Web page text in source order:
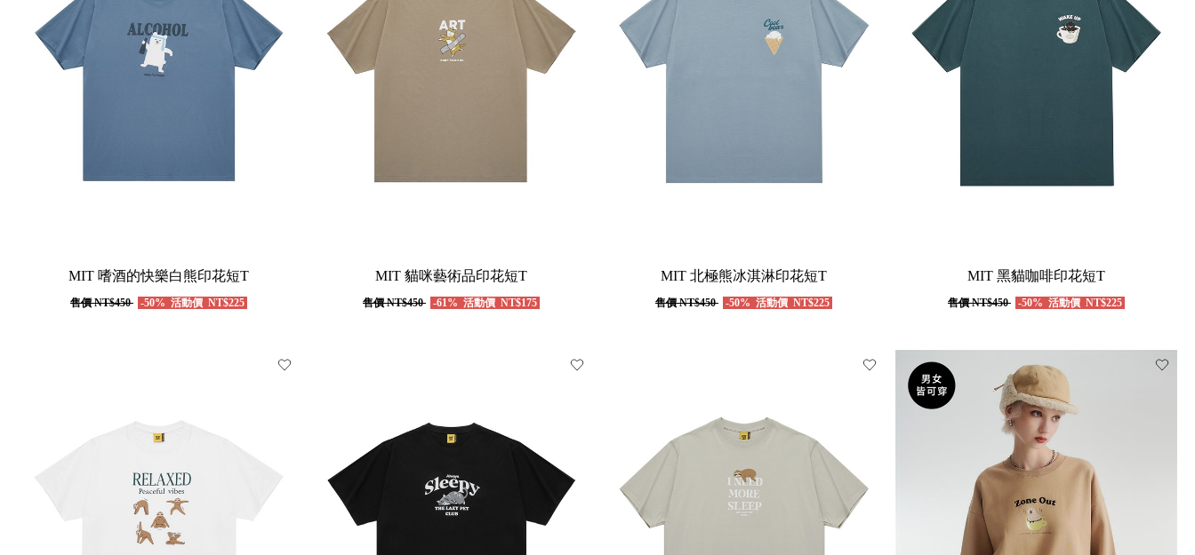
MIT 嗜酒的快樂白熊印花短T
售價NT$450 -50% 活動價 NT$225
MIT 貓咪藝術品印花短T
售價NT$450 -61% 活動價 NT$175
MIT 北極熊冰淇淋印花短T
售價NT$450 -50% 活動價 NT$225
MIT 黑貓咖啡印花短T
售價NT$450 -50% 活動價 NT$225